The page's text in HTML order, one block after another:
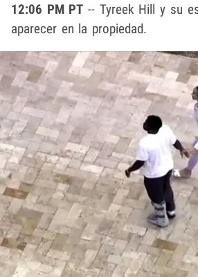
12:06 PM PT -- Tyreek Hill y su
aparecer en la propiedad.